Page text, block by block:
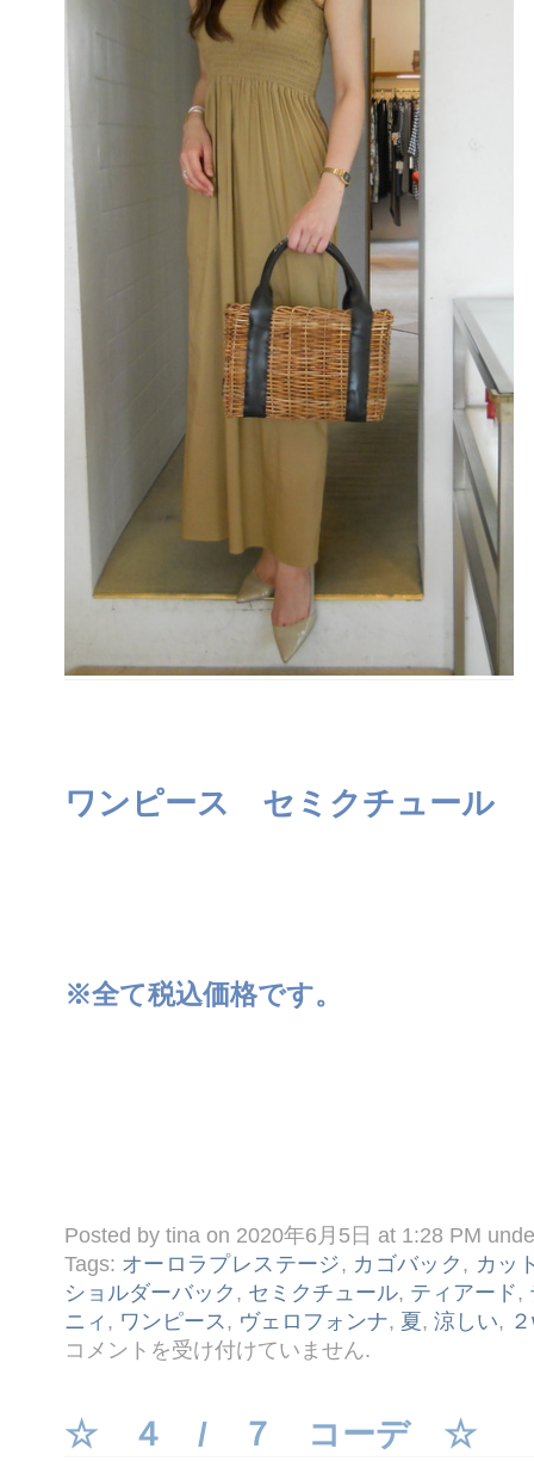
ワンピース セミクチュール
※全て税込価格です。
Posted by tina on 2020年6月5日 at 1:28 PM
Tags: オーロラプレステージ, カゴバック , カッ
ショルダーバック , セミクチュール, ティアード,
ニィ , ワンピース , ヴェロフォンナ, 夏, 涼しい,
☆
６ /
デ
☆
コメントを受け付けていません.
☆ ４ / ７ コーデ ☆